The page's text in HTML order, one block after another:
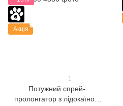
Акція
1
Потужний спрей-
пролонгатор з лідокаїном